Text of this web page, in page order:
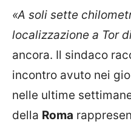
«A soli sette
localizzazione a Tor
ancora. Il sindaco
incontro avuto nei
nelle ultime
della Roma